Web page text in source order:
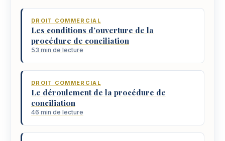
DROIT COMMERCIAL
Les conditions d’ouverture de la
procédure de conciliation
53 min de lecture
DROIT COMMERCIAL
Le déroulement de la procédure de
conciliation
46 min de lecture